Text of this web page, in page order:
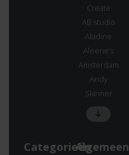
Create
AB studio
Aladine
Aleene’s
Amsterdam
Andy
Skinner
CategorieënAlgemeen